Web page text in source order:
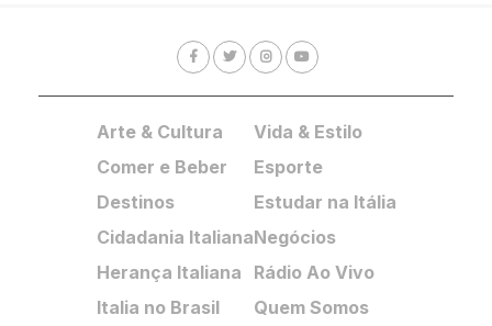
Arte & Cultura
Comer e Beber
Destinos
Cidadania Italiana
Herança Italiana
Italia no Brasil
Vida & Estilo
Esporte
Estudar na Itália
Negócios
Rádio Ao Vivo
Quem Somos